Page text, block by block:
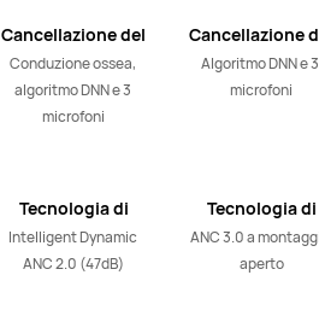
Cancellazione del
rumore di
chiamata
Conduzione ossea,
algoritmo DNN e 3
microfoni
Tecnologia di
cancellazione
attiva del rumore
Intelligent Dynamic
ANC 2.0 (47dB)
Cancellazione
rumore di
chiamata
Algoritmo DNN e 3
microfoni
Tecnologia di
cancellazione
attiva del
ANC 3.0 a
aperto